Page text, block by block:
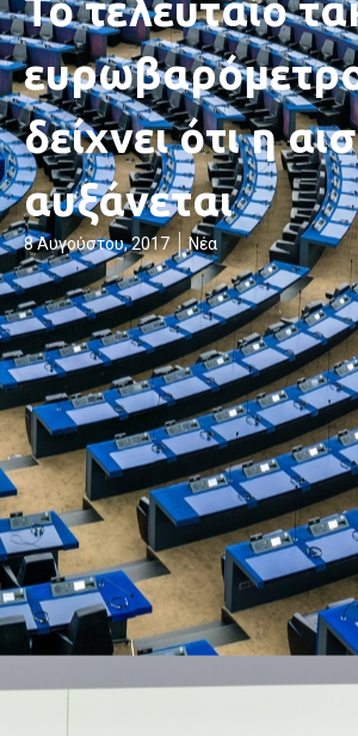
Το τελευταίο
δείχνει ότι η
αυξάνεται
8 Αυγούστου, 2017 Νέα